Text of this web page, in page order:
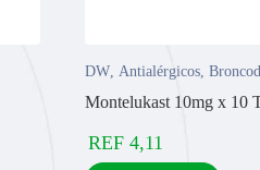
DW, Antialérgicos,
Montelukast 10mg x 10
REF 4,11